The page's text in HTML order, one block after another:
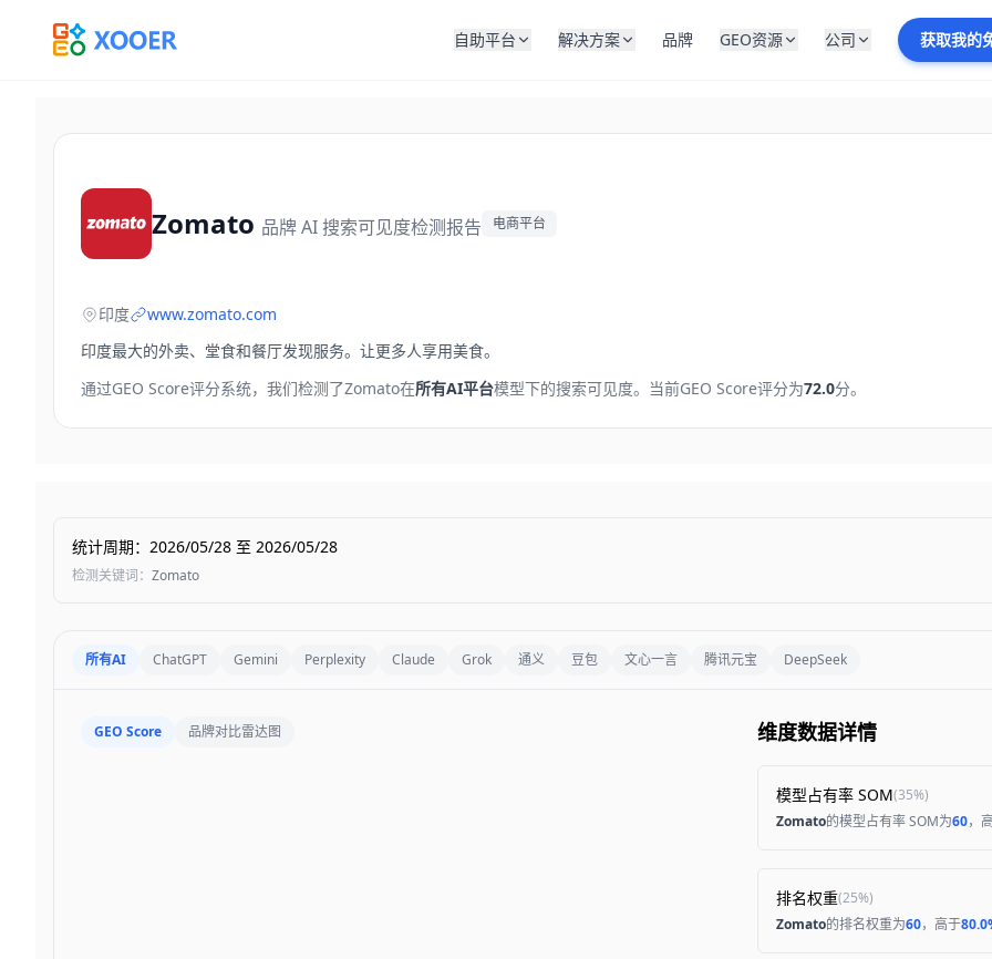
自助平台 解决方案 品牌 GEO资源 公司 获取我的
Zomato 品牌 AI 搜索可见度检测报告 电商平台
印度
www.zomato.com
印度最大的外卖、堂食和餐厅发现服务。让更多人享用美食。
通过GEO Score评分系统，我们检测了Zomato在所有AI平台模型下的搜索可见度。 当前GEO Score评分为72.0分。
统计周期： 2026/05/28 至 2026/05/28
检测关键词： Zomato
所有AI ChatGPT Gemini Perplexity Claude Grok 通义 豆包 文心一言 腾讯元宝 DeepSeek
GEO Score 品牌对比雷达图 维度数据详情
模型占有率 SOM(35%)
Zomato的模型占有率 SOM为60，
排名权重(25%)
Zomato的排名权重为60，高于